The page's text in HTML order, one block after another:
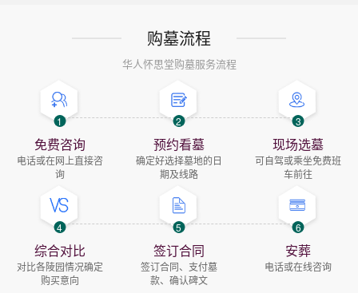
购墓流程
华人怀思堂购墓服务流程
1
免费咨询
电话或在网上直接咨
询
2
预约看墓
确定好选择墓地的日
期及线路
3
现场选墓
可自驾或乘坐免费班
车前往
4
综合对比
对比各陵园情况确定
购买意向
5
签订合同
签订合同、支付墓
款、确认碑文
6
安葬
电话或在线咨询